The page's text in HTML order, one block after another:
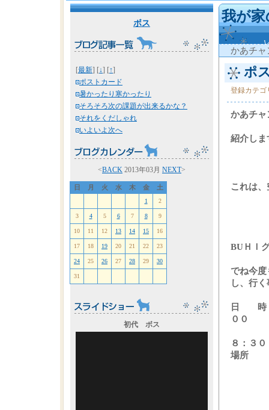
ボス
[最新] [↓] [↑]
ポストカード
暑かったり寒かったり
そろそろ次の課題が出来るかな？
それをくだしゃれ
いよいよ次へ
<BACK 2013年03月 NEXT>
日 月 火 水 木 金 土
1 2
3 4 5 6 7 8 9
10 11 12 13 14 15 16
17 18 19 20 21 22 23
24 25 26 27 28 29 30
31
初代 ボス
我が
かあチャ
ポ
登録カテゴ
かあチャ
紹介しま
これは
BUＨＩ
でね今
し、行
日 時
００
８：３０
場所